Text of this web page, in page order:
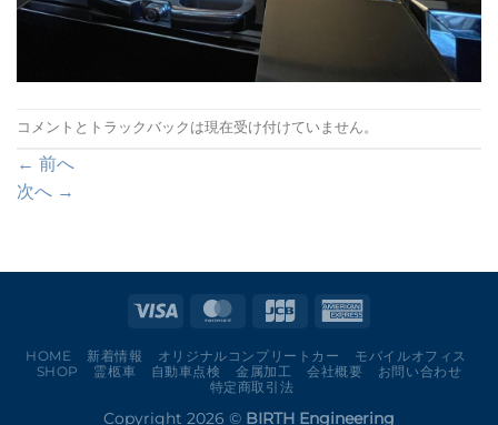
コメントとトラックバックは現在受け付けていません。
← 前へ
次へ →
HOME 新着情報 オリジナルコンプリートカー
モバイルオフィス
SHOP
霊柩車 自動車点検 金属加工 会社概要
お問い合わせ
特定商取引法
Copyright 2026 © BIRTH Engineering